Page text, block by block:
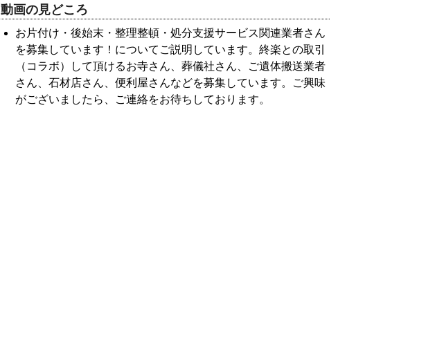
動画の見どころ
お片付け・後始末・整理整頓・処分支援サービス関連業者さん
を募集しています！についてご説明しています。終楽との取引
（コラボ）して頂けるお寺さん、葬儀社さん、ご遺体搬送業者
さん、石材店さん、便利屋さんなどを募集しています。ご興味
がございましたら、ご連絡をお待ちしております。